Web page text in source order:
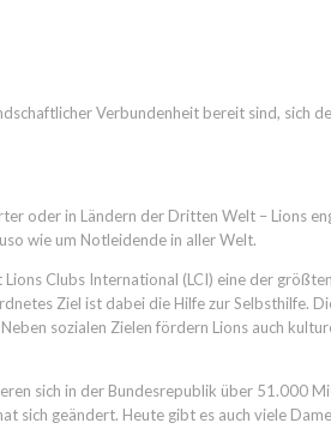
Verbundenheit bereit sind, sich
oder in Ländern der Dritten Welt – Lions
wie um Notleidende in aller Welt.
Clubs International (LCI) eine der
Ziel ist dabei die Hilfe zur Selbsthilfe.
sozialen Zielen fördern Lions auch
sich in der Bundesrepublik über 51.000
sich geändert. Heute gibt es auch viele